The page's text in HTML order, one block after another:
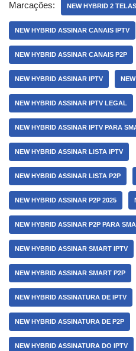
Marcações: NEW HYBRID 2
NEW HYBRID ASSINAR CANAIS IPTV
NEW HYBRID ASSINAR CANAIS P2P
NEW HYBRID ASSINAR IPTV
NEW HYBRID ASSINAR IPTV LEGAL
NEW HYBRID ASSINAR IPTV PARA
NEW HYBRID ASSINAR LISTA IPTV
NEW HYBRID ASSINAR LISTA P2P
NEW HYBRID ASSINAR P2P 2025
NEW HYBRID ASSINAR P2P PARA
NEW HYBRID ASSINAR SMART IPTV
NEW HYBRID ASSINAR SMART P2P
NEW HYBRID ASSINATURA DE IPTV
NEW HYBRID ASSINATURA DE P2P
NEW HYBRID ASSINATURA DO IPTV